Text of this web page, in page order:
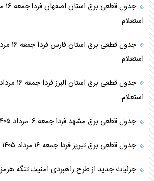
استعلام
استعلام
استعلام
جدول قطعی برق مشهد فردا جمعه ۱۶ مرداد ۱۴۰۵ + نحوه استعلام
جدول قطعی برق تبریز فردا جمعه ۱۶ مرداد ۱۴۰۵ + نحوه استعلام
جزئیات جدید از طرح راهبردی امنیت تنگه هرمز